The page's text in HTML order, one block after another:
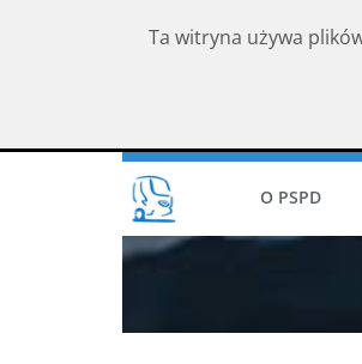
O PSPD
Ta witryna używa